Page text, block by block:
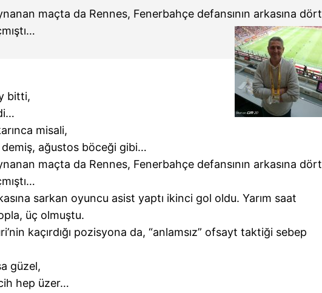
maçta da Rennes, Fenerbahçe defansının arkasına dört
bitti,
misali,
demiş, ağustos böceği gibi…
maçta da Rennes, Fenerbahçe defansının arkasına dört
sarkan oyuncu asist yaptı ikinci gol oldu. Yarım saat
üç olmuştu.
kaçırdığı pozisyona da, “anlamsız” ofsayt taktiği sebep
güzel,
hep üzer…